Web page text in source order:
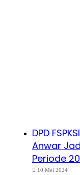
DPD
Anwar
Periode
10 Mei 2024